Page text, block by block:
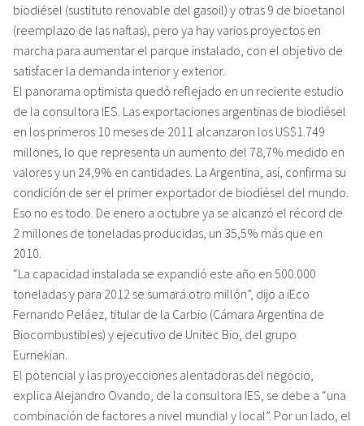
biodiésel (sustituto renovable del gasoil) y otras 9 de bioetanol
(reemplazo de las naftas), pero ya hay varios proyectos en
marcha para aumentar el parque instalado, con el objetivo de
satisfacer la demanda interior y exterior.
El panorama optimista quedó reflejado en un reciente estudio
de la consultora IES. Las exportaciones argentinas de biodiésel
en los primeros 10 meses de 2011 alcanzaron los US$1.749
millones, lo que representa un aumento del 78,7% medido en
valores y un 24,9% en cantidades. La Argentina, así, confirma su
condición de ser el primer exportador de biodiésel del mundo.
Eso no es todo. De enero a octubre ya se alcanzó el récord de
2 millones de toneladas producidas, un 35,5% más que en
2010.
“La capacidad instalada se expandió este año en 500.000
toneladas y para 2012 se sumará otro millón”, dijo a iEco
Fernando Peláez, titular de la Carbio (Cámara Argentina de
Biocombustibles) y ejecutivo de Unitec Bio, del grupo
Eurnekian.
El potencial y las proyecciones alentadoras del negocio,
explica Alejandro Ovando, de la consultora IES, se debe a “una
combinación de factores a nivel mundial y local”. Por un lado, el